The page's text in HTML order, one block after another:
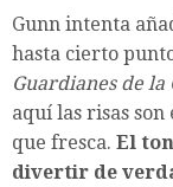
Gunn intenta
hasta cierto
Guardianes de la
aquí las risas son
que fresca. El
divertir de